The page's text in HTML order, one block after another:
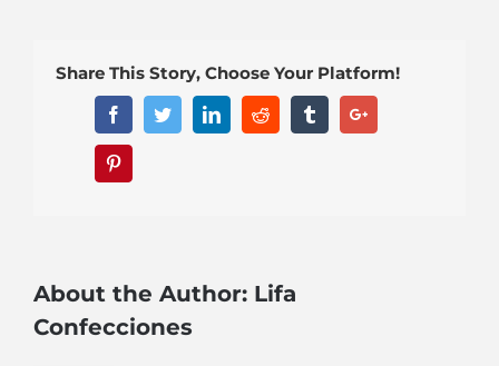
Share This Story, Choose Your Platform!
FacebookTwitterLinkedinReddit TumblrGoogle+
About the Author: Lifa
Confecciones